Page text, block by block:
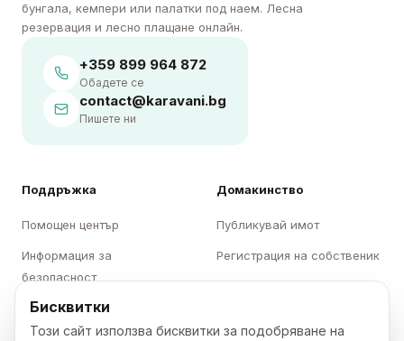
бунгала, кемпери или палатки под наем. Лесна
резервация и лесно плащане онлайн.
+359 899 964 872
Обадете се
contact@karavani.bg
Пишете ни
Поддръжка
Помощен център
Информация за
безопасност
Опции за отмяна
Домакинство
Публикувай имот
Регистрация на собственик
Вход за собственици
Бисквитки
Този сайт използва бисквитки за подобряване на